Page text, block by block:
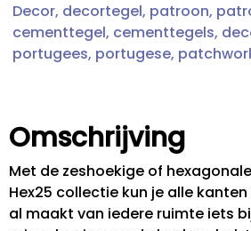
Decor, decortegel, patroon,
cementtegel, cementtegels,
portugees, portugese,
Omschrijving
Met de zeshoekige of
Hex25 collectie kun je alle
al maakt van iedere ruimte iets